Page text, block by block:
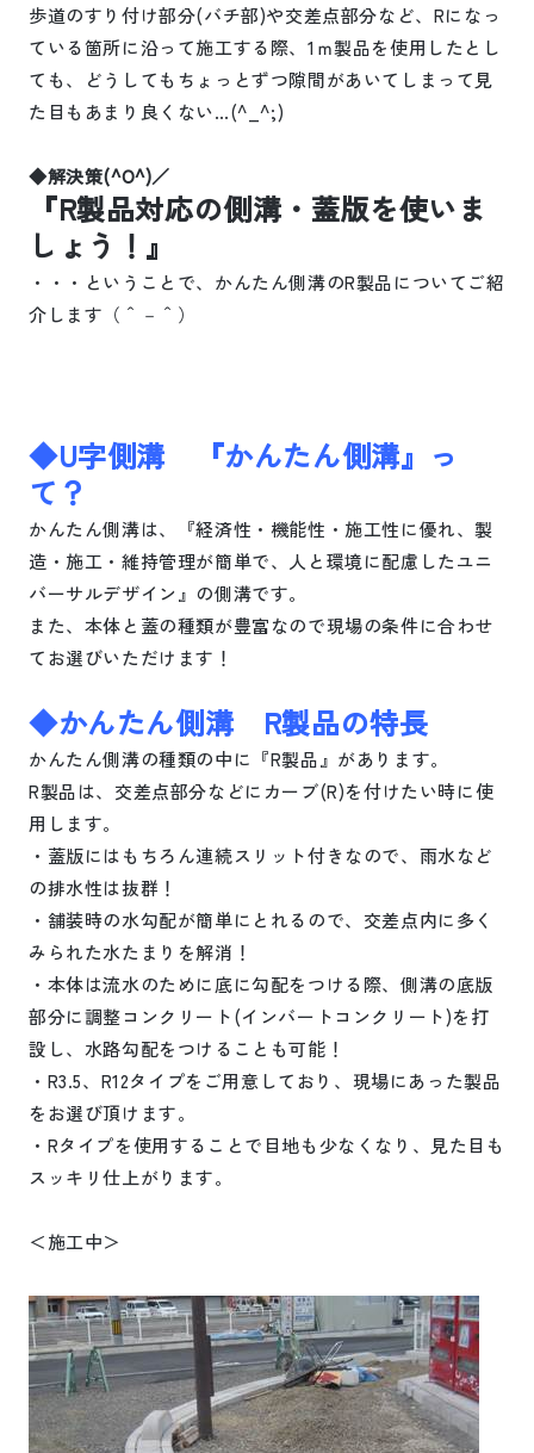
歩道のすり付け部分(バチ部)や交差点部分など、 Rになっ
ている箇所に沿って施工する際、1 ｍ製品を使用したとし
ても、どうしてもちょっとずつ隙間があいてしまって見
た目もあまり良くない…(^_^;)
◆解決策(^O^)／
『R製品対応の側溝・蓋版を使いま
しょう！』
・・・ということで、かんたん側溝のR製品についてご紹
介します（＾－＾）
◆U字側溝 『かんたん側溝』っ
て？
かんたん側溝は、『経済性・機能性・施工性に優れ、製
造・施工・維持管理が簡単で、人と環境に配慮したユニ
バーサルデザイン』の側溝です。
また、本体と蓋の種類が豊富なので現場の条件に合わせ
てお選びいただけます！
◆かんたん側溝 R製品の特長
かんたん側溝の種類の中に『R製品』があります。
R製品は、交差点部分などにカーブ(R)を付けたい時に使
用します。
・蓋版にはもちろん連続スリット付きなので、雨水など
の排水性は抜群！
・舗装時の水勾配が簡単にとれるので、交差点内に多く
みられた水たまりを解消！
・本体は流水のために底に勾配をつける際、側溝の底版
部分に調整コンクリート(インバートコンクリート)を打
設し、水路勾配をつけることも可能！
・ R3.5、 R12タイプをご用意しており、現場にあった製品
をお選び頂けます。
・ Rタイプを使用することで目地も少なくなり、見た目も
スッキリ仕上がります。
＜施工中＞